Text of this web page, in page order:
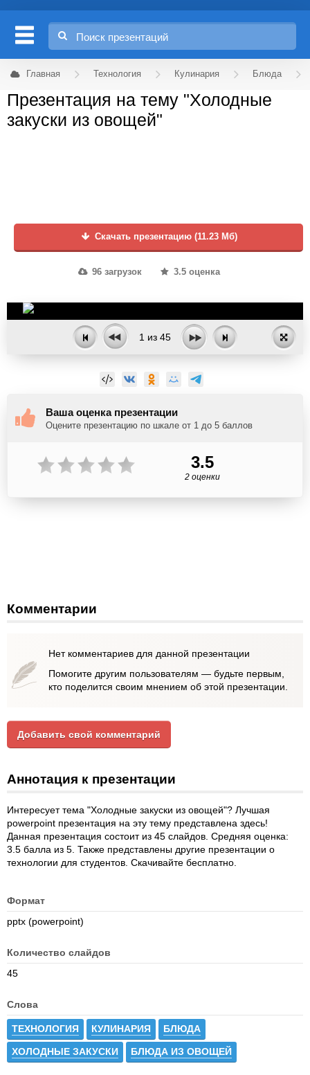
Главная Технология Кулинария Блюда
Презентация на тему "Холодные
закуски из овощей"
Скачать презентацию (11.23 Мб)
96 загрузок 3.5 оценка
1 из 45
Ваша оценка презентации
Оцените презентацию по шкале от 1 до 5 баллов
3.5
2 оценки
Комментарии
Нет комментариев для данной презентации
Помогите другим пользователям — будьте первым,
кто поделится своим мнением об этой презентации.
Добавить свой комментарий
Аннотация к презентации
Интересует тема "Холодные закуски из овощей"? Лучшая
powerpoint презентация на эту тему представлена здесь!
Данная презентация состоит из 45 слайдов. Средняя оценка:
3.5 балла из 5. Также представлены другие презентации о
технологии для студентов. Скачивайте бесплатно.
Формат
pptx (powerpoint)
Количество слайдов
45
Слова
ТЕХНОЛОГИЯ КУЛИНАРИЯ БЛЮДА
ХОЛОДНЫЕ ЗАКУСКИ БЛЮДА ИЗ ОВОЩЕЙ